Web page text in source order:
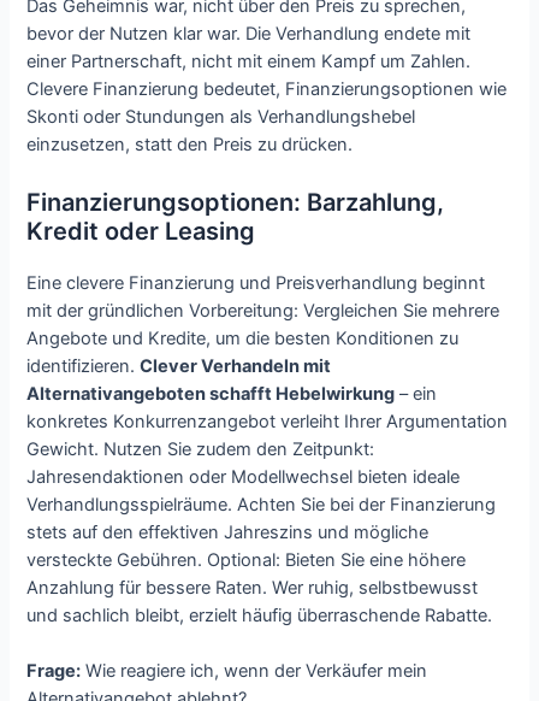
Das Geheimnis war, nicht über den Preis zu sprechen,
bevor der Nutzen klar war. Die Verhandlung endete mit
einer Partnerschaft, nicht mit einem Kampf um Zahlen.
Clevere Finanzierung bedeutet, Finanzierungsoptionen wie
Skonti oder Stundungen als Verhandlungshebel
einzusetzen, statt den Preis zu drücken.
Finanzierungsoptionen: Barzahlung,
Kredit oder Leasing
Eine clevere Finanzierung und Preisverhandlung beginnt
mit der gründlichen Vorbereitung: Vergleichen Sie mehrere
Angebote und Kredite, um die besten Konditionen zu
identifizieren.Clever Verhandeln mit
Alternativangeboten schafft Hebelwirkung – ein
konkretes Konkurrenzangebot verleiht Ihrer Argumentation
Gewicht. Nutzen Sie zudem den Zeitpunkt:
Jahresendaktionen oder Modellwechsel bieten ideale
Verhandlungsspielräume. Achten Sie bei der Finanzierung
stets auf den effektiven Jahreszins und mögliche
versteckte Gebühren. Optional: Bieten Sie eine höhere
Anzahlung für bessere Raten. Wer ruhig, selbstbewusst
und sachlich bleibt, erzielt häufig überraschende Rabatte.
Frage: Wie reagiere ich, wenn der Verkäufer mein